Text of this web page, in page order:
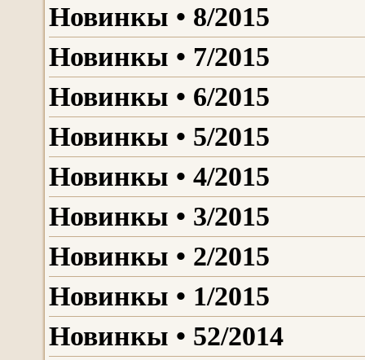
Новинкы • 8/2015
Новинкы • 7/2015
Новинкы • 6/2015
Новинкы • 5/2015
Новинкы • 4/2015
Новинкы • 3/2015
Новинкы • 2/2015
Новинкы • 1/2015
Новинкы • 52/2014